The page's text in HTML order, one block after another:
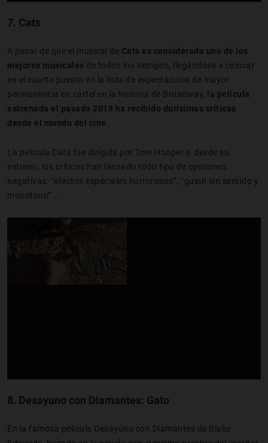
7. Cats
A pesar de que el musical de Cats es considerado uno de los
mejores musicales de todos los tiempos, llegándose a colocar
en el cuarto puesto en la lista de espectáculos de mayor
permanencia en cartel en la historia de Broadway, la película
estrenada el pasado 2019 ha recibido durísimas críticas
desde el mundo del cine
La película Cats fue dirigida por Tom Hooper y, desde su
estreno, los críticos han lanzado todo tipo de opiniones
negativas: “efectos especiales horrorosos”, “guion sin sentido y
monótono” …
8. Desayuno con Diamantes: Gato
En la famosa película Desayuno con Diamantes de Blake